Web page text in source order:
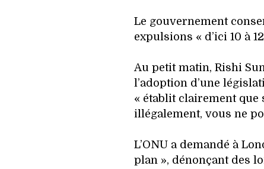
Le gouvernement
expulsions « d’ici 10 à
Au petit matin, Rishi
l’adoption d’une
« établit clairement que
illégalement, vous ne
L’ONU a demandé à
plan », dénonçant des